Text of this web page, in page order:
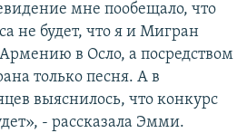
мне пообещало, что
не будет, что я и Мигран
в Осло, а посредством
только песня. А в
выяснилось, что конкурс
- рассказала Эмми.